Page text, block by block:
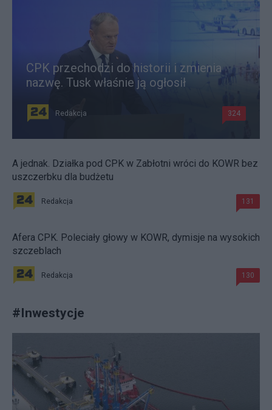
CPK przechodzi do historii i zmienia
nazwę. Tusk właśnie ją ogłosił
Redakcja 324
A jednak. Działka pod CPK w Zabłotni wróci do KOWR bez
uszczerbku dla budżetu
Redakcja 131
Afera CPK. Poleciały głowy w KOWR, dymisje na wysokich
szczeblach
Redakcja 130
#Inwestycje